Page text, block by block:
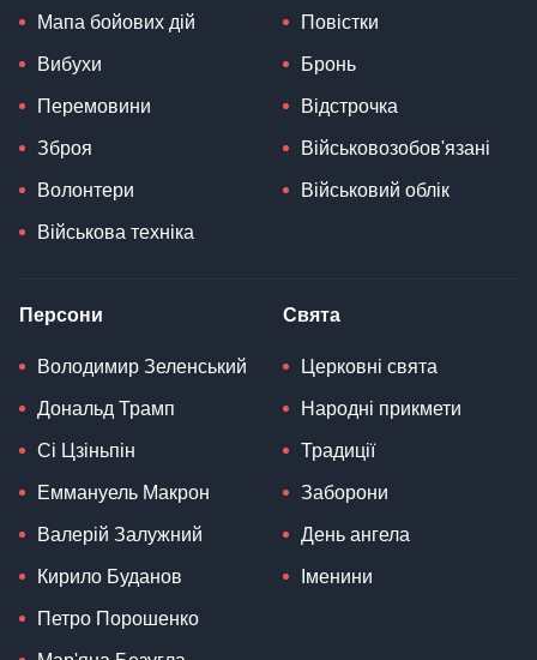
Мапа бойових дій
Вибухи
Перемовини
Зброя
Волонтери
Військова техніка
Повістки
Бронь
Відстрочка
Військовозобов'язані
Військовий облік
Персони
Володимир Зеленський
Дональд Трамп
Сі Цзіньпін
Еммануель Макрон
Валерій Залужний
Кирило Буданов
Петро Порошенко
Свята
Церковні свята
Народні прикмети
Традиції
Заборони
День ангела
Іменини